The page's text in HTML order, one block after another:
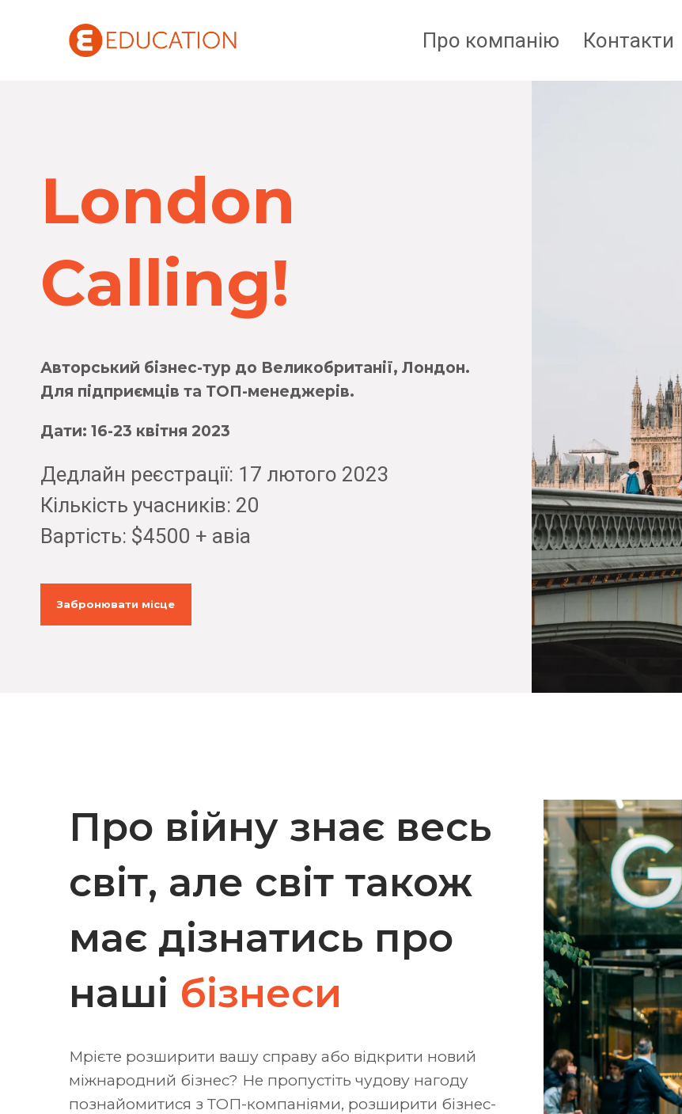
Про компанію Контакти
London
Calling!
Авторський бізнес-тур до Великобританії, Лондон.
Для підприємців та ТОП-менеджерів.
Дати: 16-23 квітня 2023
Дедлайн реєстрації: 17 лютого 2023
Кількість учасників: 20
Вартість: $4500 + авіа
Забронювати місце
Про війну знає весь
світ, але світ також
має дізнатись про
наші бізнеси
Мрієте розширити вашу справу або відкрити новий
міжнародний бізнес? Не пропустіть чудову нагоду
познайомитися з ТОП-компаніями, розширити бізнес-